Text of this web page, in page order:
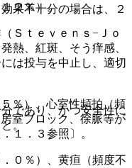
２％）。
Ｓｔｅｖｅｎｓ−Ｊｏ
熱、紅斑、そう痒感、
は投与を中止し、適切
％）、心室性頻拍（頻
室ブロック、徐脈等が
１．３参照〕。
０％）、黄疸（頻度不
果不十分の場合は、２
であり、かつ安全性に
。